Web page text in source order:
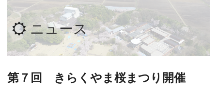
ニュース
第７回 きらくやま桜まつり開催